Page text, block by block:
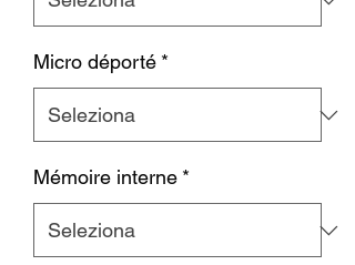
Micro déporté *
Mémoire interne *